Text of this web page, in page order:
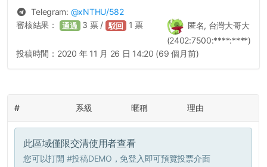
Telegram: @xNTHU/582
匿名, 台灣大哥大
(2402:7500:****:****)
審核結果： 通過 3 票 / 駁回 1 票
投稿時間： 2020 年 11 月 26 日 14:20 (69 個月前)
# 系級 暱稱 理由
此區域僅限交清使用者查看
您可以打開 #投稿DEMO ，免登入即可預覽投票介面